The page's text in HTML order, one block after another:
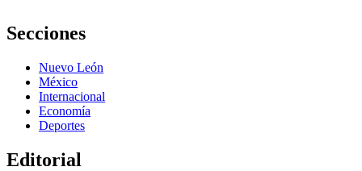
Secciones
Nuevo León
México
Internacional
Economía
Deportes
Editorial